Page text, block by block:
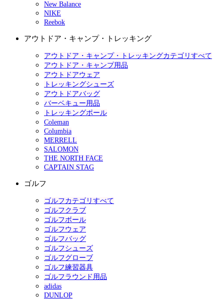
New Balance
NIKE
Reebok
アウトドア・キャンプ・トレッキング
アウトドア・キャンプ・トレッキングカテゴリすべて
アウトドア・キャンプ用品
アウトドアウェア
トレッキングシューズ
アウトドアバッグ
バーベキュー用品
トレッキングポール
Coleman
Columbia
MERRELL
SALOMON
THE NORTH FACE
CAPTAIN STAG
ゴルフ
ゴルフカテゴリすべて
ゴルフクラブ
ゴルフボール
ゴルフウェア
ゴルフバッグ
ゴルフシューズ
ゴルフグローブ
ゴルフ練習器具
ゴルフラウンド用品
adidas
DUNLOP